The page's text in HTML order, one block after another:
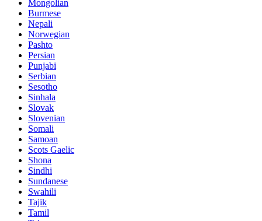
Mongolian
Burmese
Nepali
Norwegian
Pashto
Persian
Punjabi
Serbian
Sesotho
Sinhala
Slovak
Slovenian
Somali
Samoan
Scots Gaelic
Shona
Sindhi
Sundanese
Swahili
Tajik
Tamil